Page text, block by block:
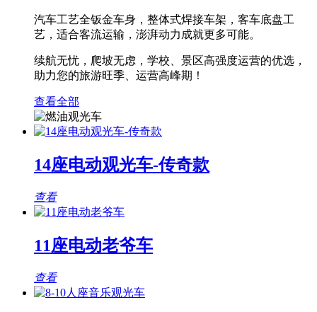
汽车工艺全钣金车身，整体式焊接车架，客车底盘工
艺，适合客流运输，澎湃动力成就更多可能。
续航无忧，爬坡无虑，学校、景区高强度运营的优选，
助力您的旅游旺季、运营高峰期！
查看全部
14座电动观光车-传奇款
查看
11座电动老爷车
查看